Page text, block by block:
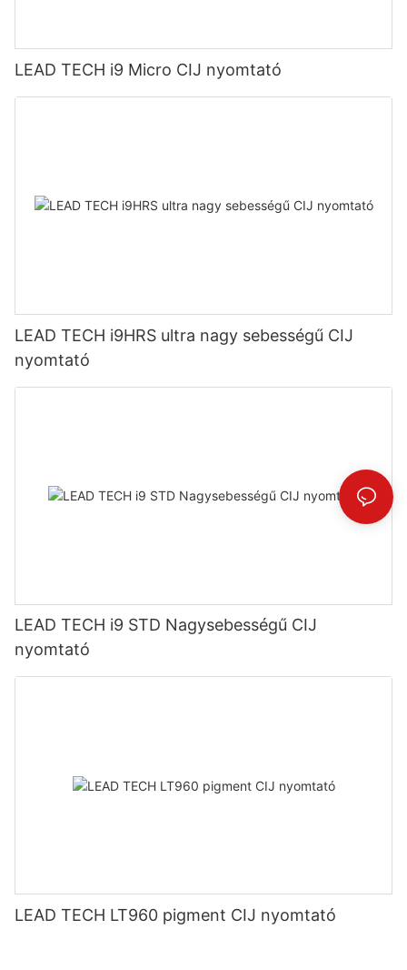
LEAD TECH i9 Micro CIJ nyomtató
LEAD TECH i9HRS ultra nagy sebességű CIJ
nyomtató
LEAD TECH i9 STD Nagysebességű CIJ
nyomtató
LEAD TECH LT960 pigment CIJ nyomtató